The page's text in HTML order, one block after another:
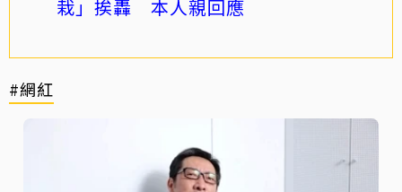
栽」挨轟 本人親回應
#網紅